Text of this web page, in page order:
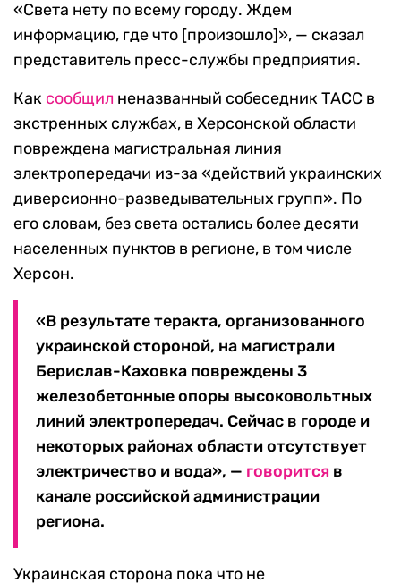
«Света нету по всему городу. Ждем
информацию, где что [произошло]», — сказал
представитель пресс-службы предприятия.
Как сообщил неназванный собеседник ТАСС в
экстренных службах, в Херсонской области
повреждена магистральная линия
электропередачи из-за «действий украинских
диверсионно-разведывательных групп». По
его словам, без света остались более десяти
населенных пунктов в регионе, в том числе
Херсон.
«В результате теракта, организованного
украинской стороной, на магистрали
Берислав-Каховка повреждены 3
железобетонные опоры высоковольтных
линий электропередач. Сейчас в городе и
некоторых районах области отсутствует
электричество и вода», — говорится в
канале российской администрации
региона.
Украинская сторона пока что не